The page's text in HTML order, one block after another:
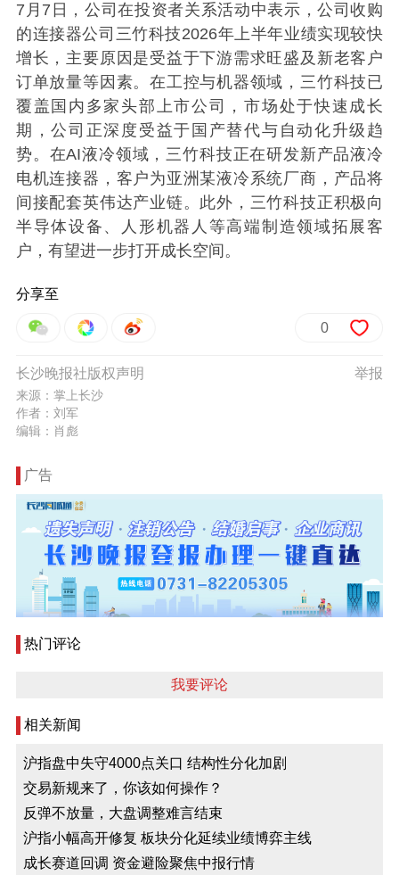
7月7日，公司在投资者关系活动中表示，公司收购
的连接器公司三竹科技2026年上半年业绩实现较快
增长，主要原因是受益于下游需求旺盛及新老客户
订单放量等因素。在工控与机器领域，三竹科技已
覆盖国内多家头部上市公司，市场处于快速成长
期，公司正深度受益于国产替代与自动化升级趋
势。在AI液冷领域，三竹科技正在研发新产品液冷
电机连接器，客户为亚洲某液冷系统厂商，产品将
间接配套英伟达产业链。此外，三竹科技正积极向
半导体设备、人形机器人等高端制造领域拓展客
户，有望进一步打开成长空间。
分享至
0
举报
长沙晚报社版权声明
来源：掌上长沙
作者：刘军
编辑：肖彪
广告
热门评论
我要评论
相关新闻
沪指盘中失守4000点关口 结构性分化加剧
交易新规来了，你该如何操作？
反弹不放量，大盘调整难言结束
沪指小幅高开修复 板块分化延续业绩博弈主线
成长赛道回调 资金避险聚焦中报行情